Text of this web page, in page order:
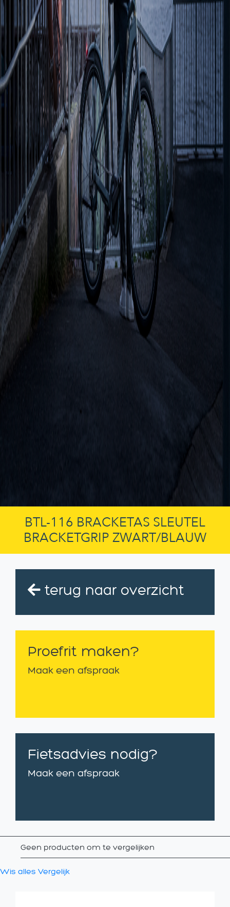
BTL-116 BRACKETAS SLEUTEL
BRACKETGRIP ZWART/BLAUW
terug naar overzicht
Proefrit maken?
Maak een afspraak
Fietsadvies nodig?
Maak een afspraak
Geen producten om te vergelijken
Wis alles Vergelijk